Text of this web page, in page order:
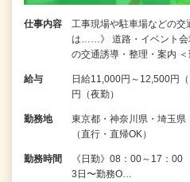
仕事内容
工事現場や駐車場などの
は……》 道路・イベント会
の交通誘導・整理・案内 ＜
給与
日給11,000円～12,500円
円（夜勤）
勤務地
東京都・神奈川県・埼玉
（直行・直帰OK）
勤務時間
《日勤》08：00～17：
3日〜勤務O…